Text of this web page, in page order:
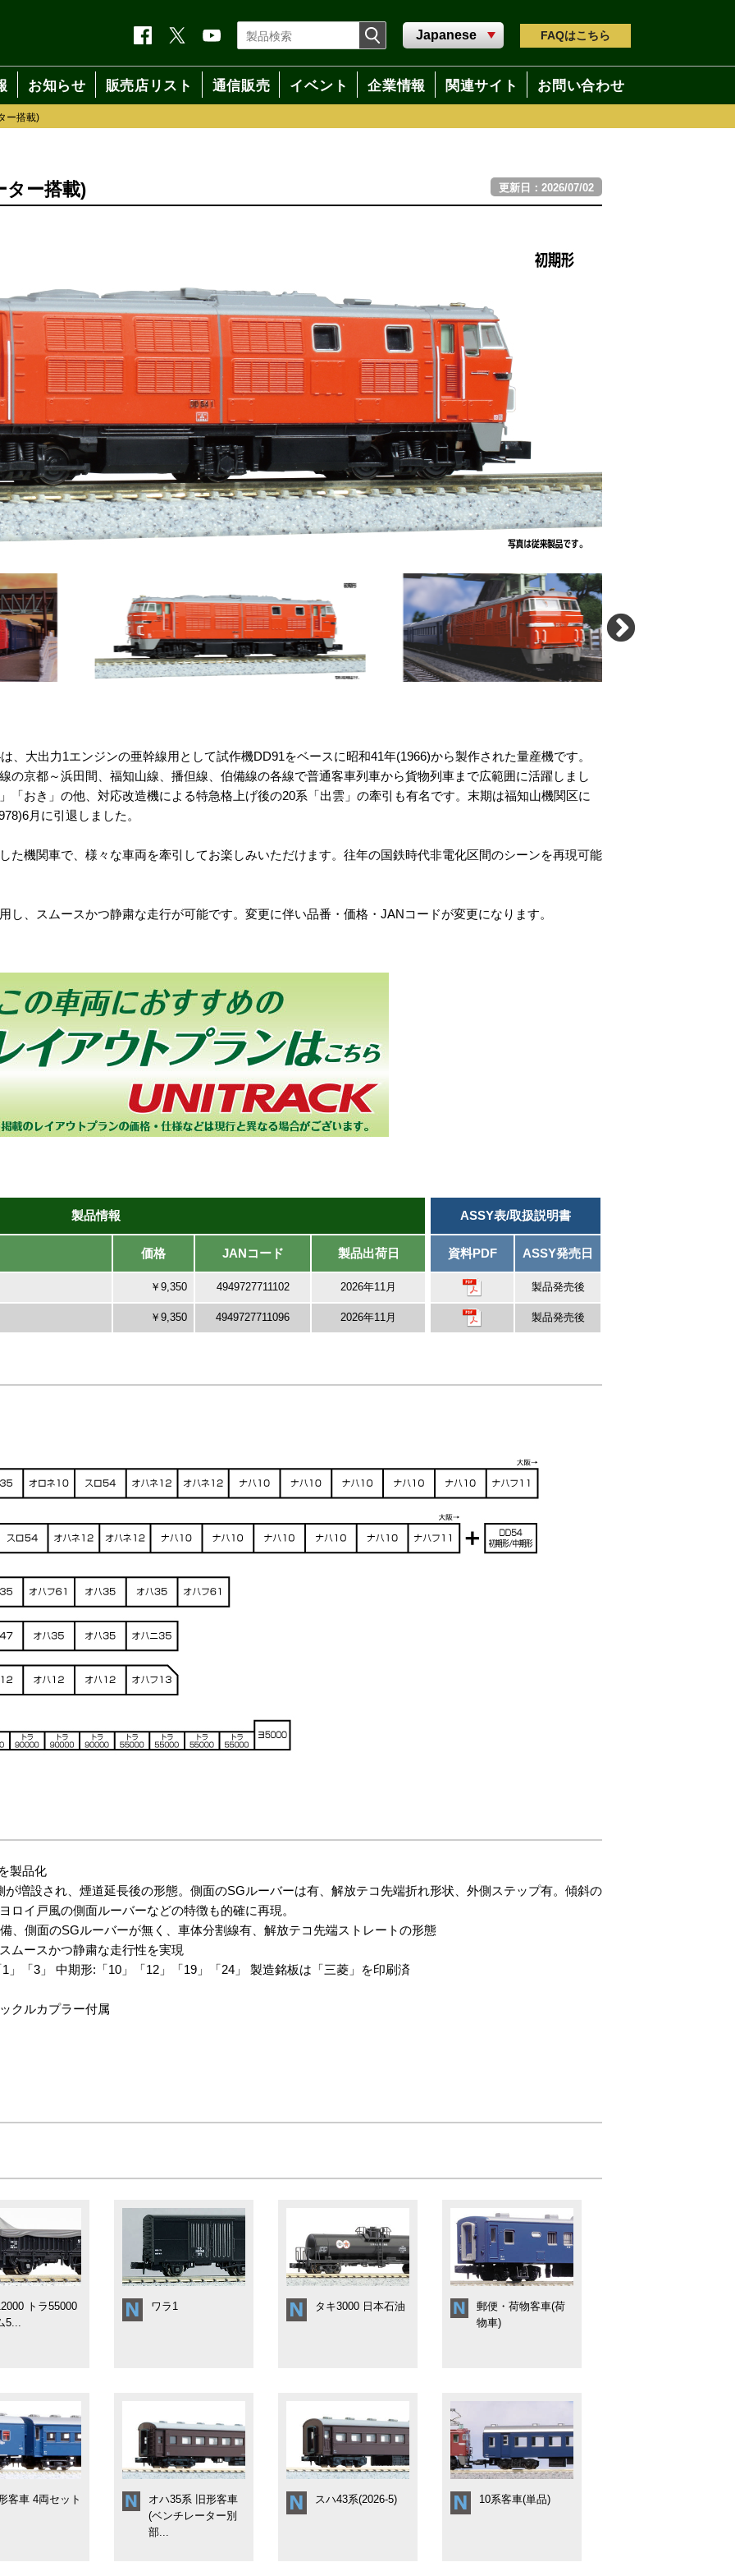
FAQはこちら
お知らせ 販売店リスト 通信販売 イベント 企業情報 関連サイト お問い合わせ
ー搭載)
ー搭載) 更新日：2026/07/02
、大出力1エンジンの亜幹線用として試作機DD91をベースに昭和41年(1966)から製作された量産機です。
の京都～浜田間、福知山線、播但線、伯備線の各線で普通客車列車から貨物列車まで広範囲に活躍しまし
「おき」の他、対応改造機による特急格上げ後の20系「出雲」の牽引も有名です。末期は福知山機関区に
月に引退しました。
機関車で、様々な車両を牽引してお楽しみいただけます。往年の国鉄時代非電化区間のシーンを再現可能
、スムースかつ静粛な走行が可能です。変更に伴い品番・価格・JANコードが変更になります。
製品情報 ASSY表/取扱説明書
価格 JANコード 製品出荷日 資料PDF ASSY発売日
￥9,350 4949727711102 2026年11月 製品発売後
￥9,350 4949727711096 2026年11月 製品発売後
製品化
増設され、煙道延長後の形態。側面のSGルーバーは有、解放テコ先端折れ形状、外側ステップ有。傾斜の
ロイ戸風の側面ルーバーなどの特徴も的確に再現。
、側面のSGルーバーが無く、車体分割線有、解放テコ先端ストレートの形態
ムースかつ静粛な走行性を実現
「3」 中期形:「10」「12」「19」「24」 製造銘板は「三菱」を印刷済
クルカプラー付属
トラ55000
5...
ワラ1 タキ3000 日本石油
郵便・荷物客車(荷
物車)
客車 4両セット
オハ35系 旧形客車
(ベンチレーター別
部...
スハ43系(2026-5) 10系客車(単品)